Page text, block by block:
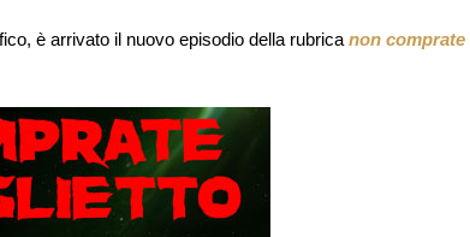
è arrivato il nuovo episodio della rubrica non comprate